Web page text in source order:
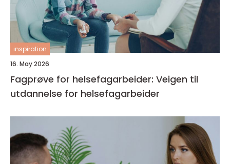
inspiration
16. May 2026
Fagprøve for helsefagarbeider: Veigen til
utdannelse for helsefagarbeider